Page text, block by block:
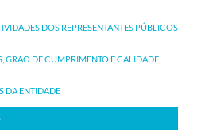
DOS REPRESENTANTES PÚBLICOS
GRAO DE CUMPRIMENTO E CALIDADE
DA ENTIDADE